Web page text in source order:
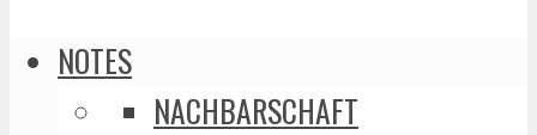
NOTES
NACHBARSCHAFT